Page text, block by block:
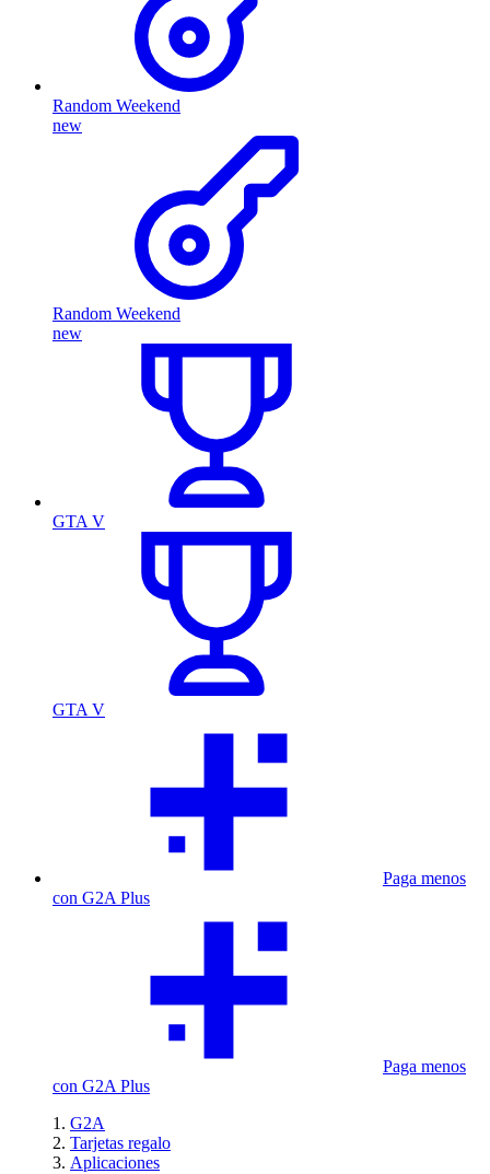
Random Weekend
new
Random Weekend
new
GTA V
GTA V
Paga menos
con G2A Plus
Paga menos
con G2A Plus
G2A
Tarjetas regalo
Aplicaciones